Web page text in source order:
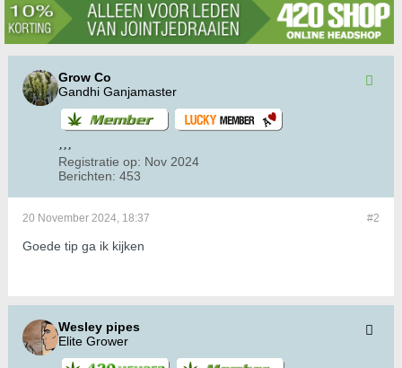
Grow Co
Gandhi Ganjamaster
Registratie op: Nov 2024
Berichten: 453
#2
20 November 2024, 18:37
Goede tip ga ik kijken
Wesley pipes
Elite Grower